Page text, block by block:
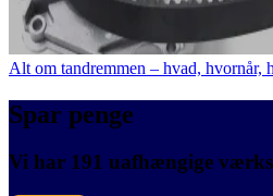
Alt om tandremmen – hvad, hvornår,
Spar penge
Vi har 191 uafhængige